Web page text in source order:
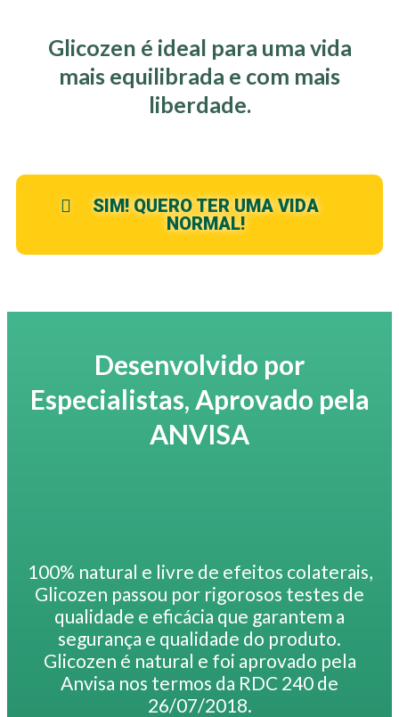
Glicozen é ideal para uma vida
mais equilibrada e com mais
liberdade.
SIM! QUERO TER UMA VIDA
NORMAL!
Desenvolvido por
Especialistas, Aprovado pela
ANVISA
100% natural e livre de efeitos colaterais,
Glicozen passou por rigorosos testes de
qualidade e eficácia que garantem a
segurança e qualidade do produto.
Glicozen é natural e foi aprovado pela
Anvisa nos termos da RDC 240 de
26/07/2018.